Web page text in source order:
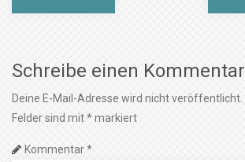
Schreibe einen Kommentar
Deine E-Mail-Adresse wird nicht veröffentlicht.
Felder sind mit*markiert
Kommentar*